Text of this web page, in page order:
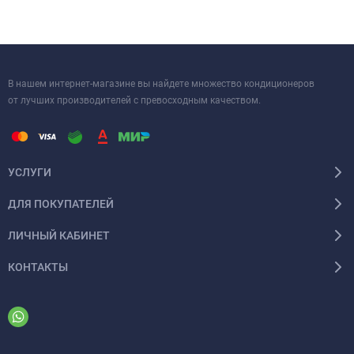
В нашем интернет-магазине вы найдете множество кондиционеров
от лучших производителей с превосходным качеством.
УСЛУГИ
ДЛЯ ПОКУПАТЕЛЕЙ
ЛИЧНЫЙ КАБИНЕТ
КОНТАКТЫ